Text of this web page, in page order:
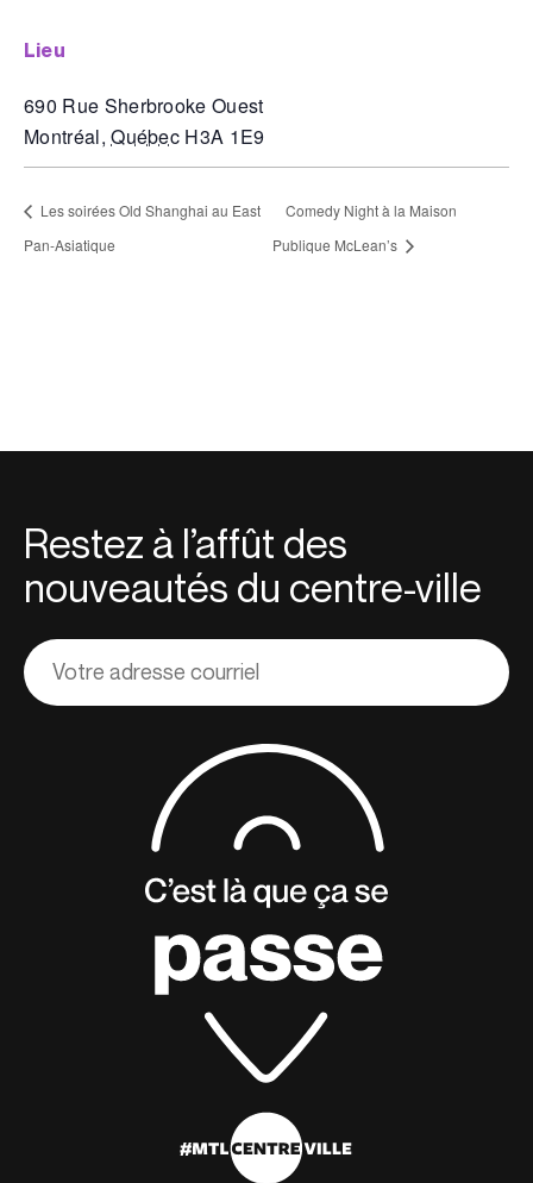
lieu
690 Rue Sherbrooke Ouest
Montréal, Québec H3A 1E9
Les soirées Old Shanghai au East
Pan-Asiatique
Comedy Night à la Maison
Publique McLean’s
Restez à l’affût des
nouveautés du centre-ville
Adresse
courriel